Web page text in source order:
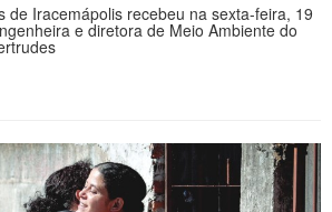
de Iracemápolis recebeu na sexta-feira, 19
e diretora de Meio Ambiente do